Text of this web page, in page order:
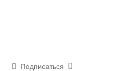
Подписаться